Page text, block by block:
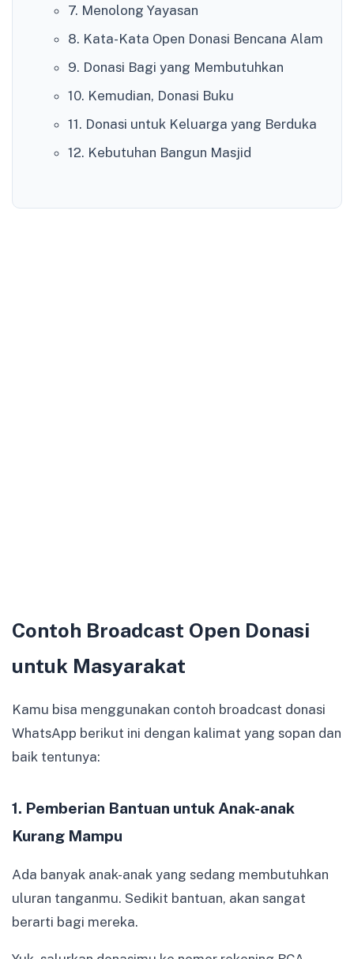
7. Menolong Yayasan
8. Kata-Kata Open Donasi Bencana Alam
9. Donasi Bagi yang Membutuhkan
10. Kemudian, Donasi Buku
11. Donasi untuk Keluarga yang Berduka
12. Kebutuhan Bangun Masjid
Contoh Broadcast Open Donasi
untuk Masyarakat
Kamu bisa menggunakan contoh broadcast donasi
WhatsApp berikut ini dengan kalimat yang sopan dan
baik tentunya:
1. Pemberian Bantuan untuk Anak-anak
Kurang Mampu
Ada banyak anak-anak yang sedang membutuhkan
uluran tanganmu. Sedikit bantuan, akan sangat
berarti bagi mereka.